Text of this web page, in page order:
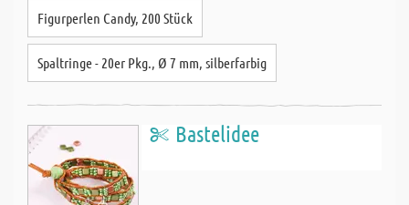
Figurperlen Candy, 200 Stück
Spaltringe - 20er Pkg., Ø 7 mm, silberfarbig
Bastelidee